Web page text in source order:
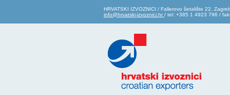
HRVATSKI IZVOZNICI / Fallerovo šetalište 22,
info@hrvatski-izvoznici.hr / tel: +385 1 4923 796 /